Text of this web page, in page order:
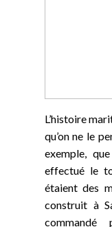
L’histoire
qu’on ne le
exemple,
effectué le
étaient des
construit à